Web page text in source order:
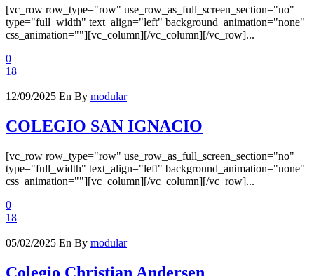
[vc_row row_type="row" use_row_as_full_screen_section="no"
type="full_width" text_align="left" background_animation="none"
css_animation=""][vc_column][/vc_column][/vc_row]...
0
18
12/09/2025 En By modular
COLEGIO SAN IGNACIO
[vc_row row_type="row" use_row_as_full_screen_section="no"
type="full_width" text_align="left" background_animation="none"
css_animation=""][vc_column][/vc_column][/vc_row]...
0
18
05/02/2025 En By modular
Colegio Christian Andersen